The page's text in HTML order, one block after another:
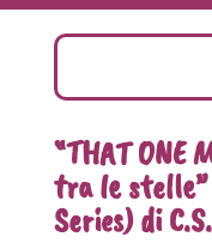
“THAT ONE
tra le
Series) di